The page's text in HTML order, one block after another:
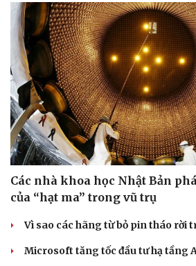
Các nhà khoa học Nhật Bản
của “hạt ma” trong vũ trụ
Vì sao các hãng từ bỏ pin tháo rời
Microsoft tăng tốc đầu tư hạ tầng